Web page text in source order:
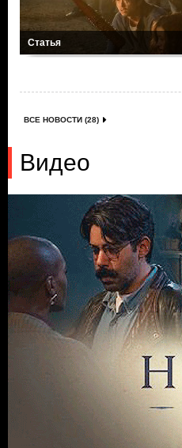
Статья
ВСЕ НОВОСТИ (28)
Видео